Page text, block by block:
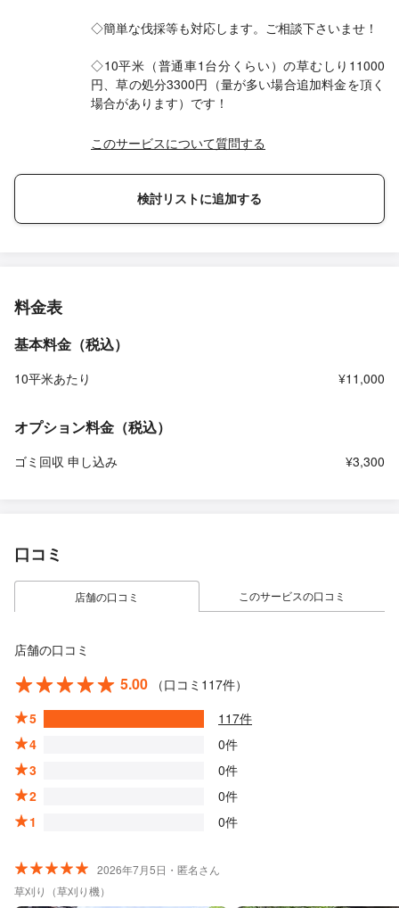
◇簡単な伐採等も対応します。ご相談下さいませ！
◇10平米（普通車1台分くらい）の草むしり11000
円、草の処分3300円（量が多い場合追加料金を頂く
場合があります）です！
このサービスについて質問する
検討リストに追加する
料金表
基本料金（税込）
10平米あたり ¥11,000
オプション料金（税込）
ゴミ回収 申し込み ¥3,300
口コミ
店舗の口コミ このサービスの口コミ
店舗の口コミ
5.00
（口コミ117件）
5
117件
4
0件
3
0件
2
0件
1
0件
2026年7月5日・匿名さん
草刈り（草刈り機）